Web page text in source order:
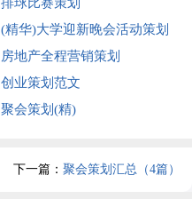
(精华)大学迎新晚会活动策划
房地产全程营销策划
创业策划范文
聚会策划(精)
下一篇： 聚会策划汇总（4篇）